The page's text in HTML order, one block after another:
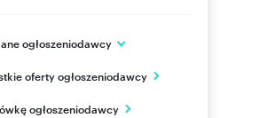
ogłoszeniodawcy
oferty ogłoszeniodawcy
ogłoszeniodawcy